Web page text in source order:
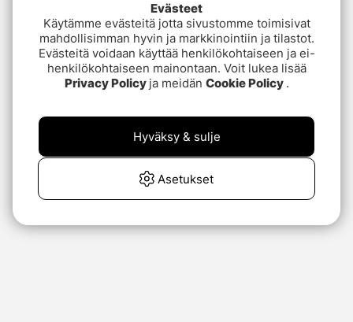
Evästeet
Käytämme evästeitä jotta sivustomme toimisivat
mahdollisimman hyvin ja markkinointiin ja tilastot.
Evästeitä voidaan käyttää henkilökohtaiseen ja ei-
henkilökohtaiseen mainontaan. Voit lukea lisää
Privacy Policy ja meidän Cookie Policy .
Asetukset
Hyväksy & sulje